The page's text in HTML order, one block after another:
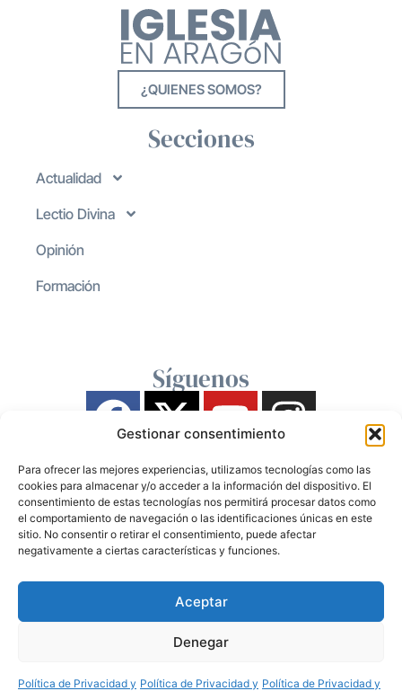
Gestionar consentimiento
Para ofrecer las mejores experiencias, utilizamos tecnologías como las
cookies para almacenar y/o acceder a la información del dispositivo. El
consentimiento de estas tecnologías nos permitirá procesar datos como
el comportamiento de navegación o las identificaciones únicas en este
sitio. No consentir o retirar el consentimiento, puede afectar
negativamente a ciertas características y funciones.
Aceptar
Denegar
Política de Privacidad y Política de Privacidad y Política de Privacidad y
¿QUIENES SOMOS?
Secciones
Actualidad
Lectio Divina
Opinión
Formación
Síguenos